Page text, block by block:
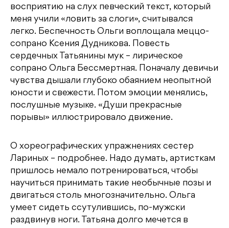
восприятию на слух певческий текст, который
меня учили «ловить за слоги», считывался
легко. Беспечность Ольги воплощала меццо-
сопрано Ксения Дудникова. Повесть
сердечных Татьянины мук – лирическое
сопрано Ольга Бессмертная. Поначалу девичьи
чувства дышали глубоко обаянием неопытной
юности и свежести. Потом эмоции менялись,
послушные музыке. «Души прекрасные
порывы» иллюстрировало движение.
О хореографических упражнениях сестер
Лариных – подробнее. Надо думать, артисткам
пришлось немало потренироваться, чтобы
научиться принимать такие необычные позы и
двигаться столь многозначительно. Ольга
умеет сидеть ссутулившись, по-мужски
раздвинув ноги. Татьяна долго мечется в